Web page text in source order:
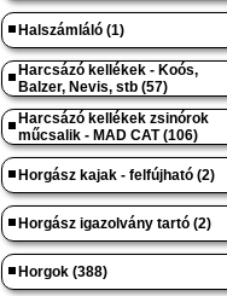
Halszámláló (1)
Harcsázó kellékek - Koós,
Balzer, Nevis, stb (57)
Harcsázó kellékek zsinórok
műcsalik - MAD CAT (106)
Horgász kajak - felfújható (2)
Horgász igazolvány tartó (2)
Horgok (388)